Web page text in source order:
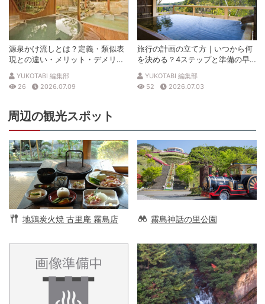
源泉かけ流しとは？定義・類似表
現との違い・メリット・デメリッ
トを解説
YUKOTABI 編集部
26
2026.07.09
旅行の計画の立て方｜いつから何
を決める？4ステップと準備の早
見表
YUKOTABI 編集部
52
2026.07.03
周辺の観光スポット
地鶏炭火焼 古里庵 霧島店 霧島神話の里公園